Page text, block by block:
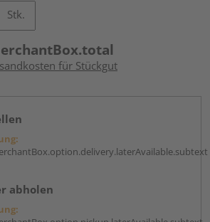
Stk.
für Stückgut
abholen